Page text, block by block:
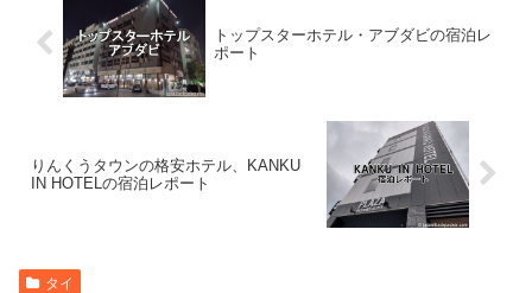
トップスターホテル・アブダビの宿泊レ
ポート
りんくうタウンの格安ホテル、KANKU
IN HOTELの宿泊レポート
タイ